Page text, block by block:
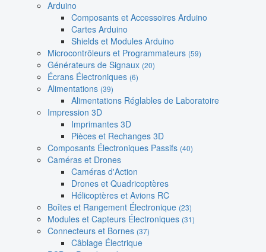
Arduino
Composants et Accessoires Arduino
Cartes Arduino
Shields et Modules Arduino
Microcontrôleurs et Programmateurs (59)
Générateurs de Signaux (20)
Écrans Électroniques (6)
Alimentations (39)
Alimentations Réglables de Laboratoire
Impression 3D
Imprimantes 3D
Pièces et Rechanges 3D
Composants Électroniques Passifs (40)
Caméras et Drones
Caméras d'Action
Drones et Quadricoptères
Hélicoptères et Avions RC
Boîtes et Rangement Électronique (23)
Modules et Capteurs Électroniques (31)
Connecteurs et Bornes (37)
Câblage Électrique